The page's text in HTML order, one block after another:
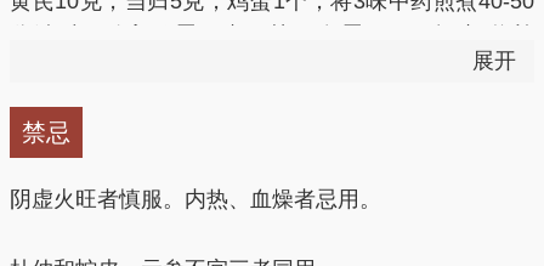
杜仲图片
仲、肉桂与狗肉一起放入砂锅内，加适量水，先用大火
烧开，然后小火慢炖。等到狗肉烂熟时，加盐调味，食
肉喝汤。
展开
禁忌
阴虚火旺者慎服。内热、血燥者忌用。